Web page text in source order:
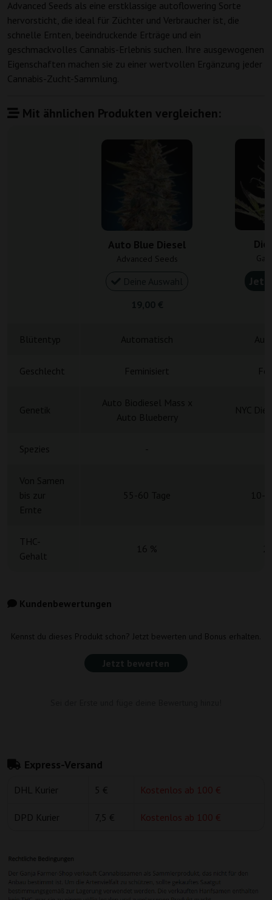
Advanced Seeds als eine erstklassige autoflowering Sorte
hervorsticht, die ideal für Züchter und Verbraucher ist, die
schnelle Ernten, beeindruckende Erträge und ein
geschmackvolles Cannabis-Erlebnis suchen. Ihre ausgewogenen
Eigenschaften machen sie zu einer wertvollen Ergänzung jeder
Cannabis-Zucht-Sammlung.
Mit ähnlichen Produkten vergleichen:
Auto Blue Diesel
Advanced Seeds
Geschlecht Feminisiert
Spezies -
THC-
Gehalt
16 %
Kundenbewertungen
Kennst du dieses Produkt schon? Jetzt bewerten und Bonus erhalten.
Jetzt bewerten
Express-Versand
DHL Kurier 5 € Kostenlos ab 100 €
DPD Kurier 7,5 € Kostenlos ab 100 €